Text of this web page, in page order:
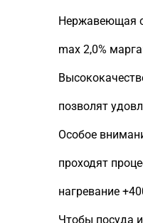
Нержавеющая
max 2,0%
позволят
Особое
проходят
нагревание
Чтобы посуда